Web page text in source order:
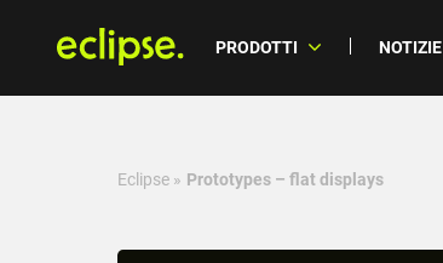
PRODOTTI NOTIZIE
Eclipse » Prototypes – flat displays